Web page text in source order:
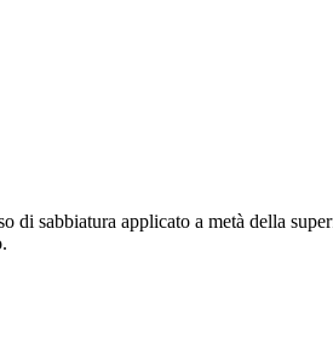
di sabbiatura applicato a metà della